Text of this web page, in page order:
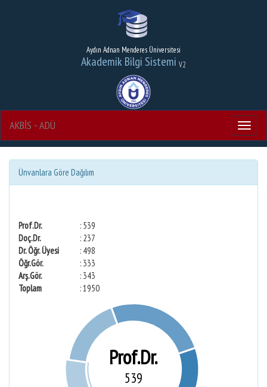
Aydın Adnan Menderes Üniversitesi
Akademik Bilgi Sistemi V2
Menu
AKBİS - ADÜ
Ünvanlara Göre Dağılım
Prof.Dr.
: 539
Doç.Dr.
: 237
Dr. Öğr. Üyesi
: 498
Öğr.Gör.
: 333
Arş.Gör.
: 343
Toplam
: 1950
Prof.Dr.
539